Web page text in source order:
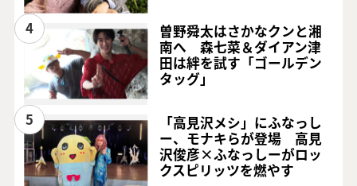
4
曽野舜太はさかなクンと湘
南へ 森七菜＆ダイアン津
田は絆を試す「ゴールデン
タッグ」
5
「高見沢メシ」にふなっし
ー、モナキらが登場 高見
沢俊彦×ふなっしーがロッ
クスピリッツを燃やす